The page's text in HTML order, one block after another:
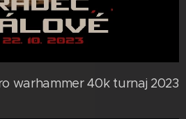
warhammer 40k turnaj 2023